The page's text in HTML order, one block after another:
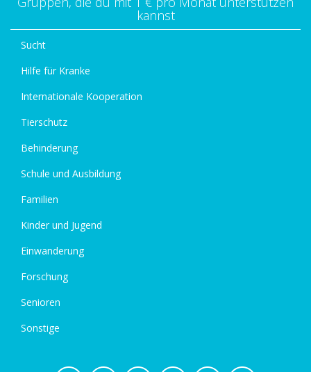
kannst
Sucht
Hilfe für Kranke
Internationale Kooperation
Tierschutz
Behinderung
Schule und Ausbildung
Familien
Kinder und Jugend
Einwanderung
Forschung
Senioren
Sonstige